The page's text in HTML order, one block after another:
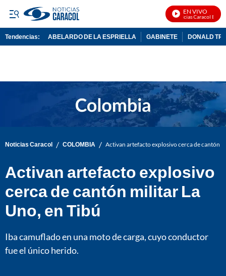
EN VIVO
Noticias Caracol En
Tendencias: ABELARDO DE LA ESPRIELLA GABINETE DONALD
Noticias Caracol / COLOMBIA / Activan artefacto explosivo cerca de cantón
Activan artefacto explosivo
cerca de cantón militar La
Uno, en Tibú
Iba camuflado en una moto de carga, cuyo conductor
fue el único herido.